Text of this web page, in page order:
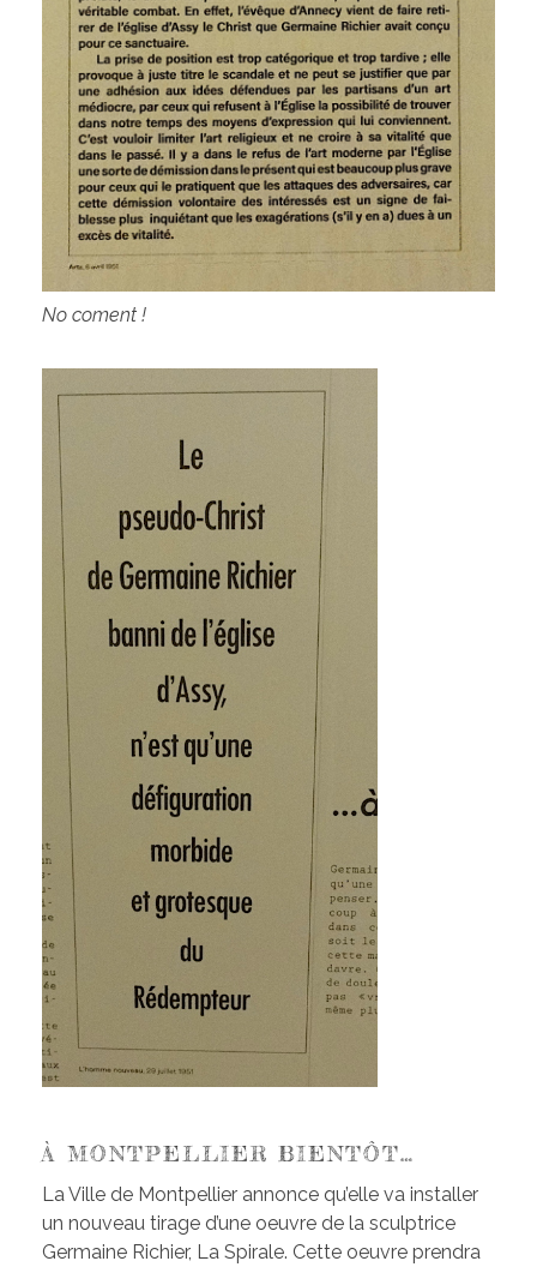
No coment !
À MONTPELLIER BIENTÔT…
La Ville de Montpellier annonce qu’elle va installer
un nouveau tirage d’une oeuvre de la sculptrice
Germaine Richier, La Spirale. Cette oeuvre prendra